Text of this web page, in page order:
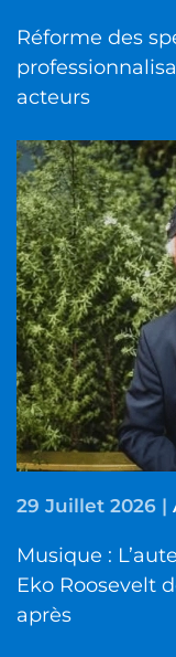
Réforme des
acteurs
29 Juillet 2026 |
Musique :
Eko Roosevelt
après